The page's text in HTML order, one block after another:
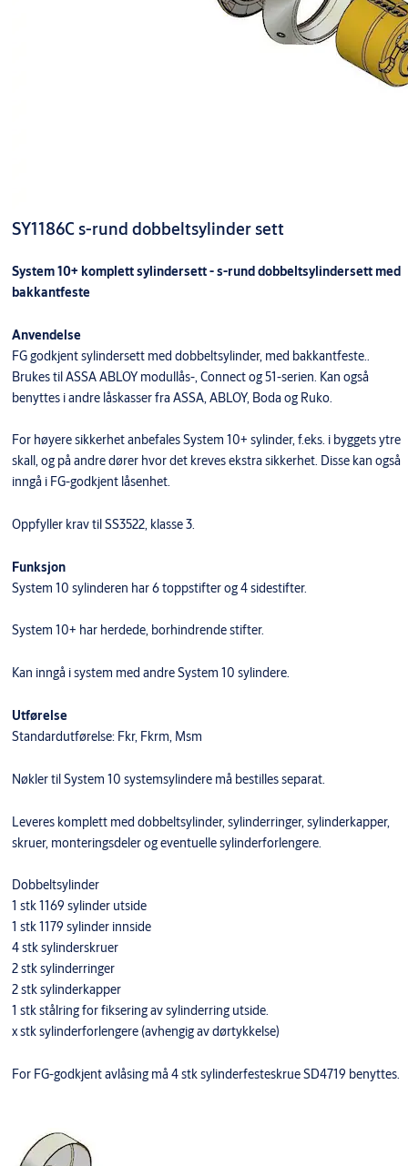
SY1186C s-rund dobbeltsylinder sett
System 10+ komplett sylindersett - s-rund dobbeltsylindersett med
bakkantfeste
Anvendelse
FG godkjent sylindersett med dobbeltsylinder, med bakkantfeste..
Brukes til ASSA ABLOY modullås-, Connect og 51-serien. Kan også
benyttes i andre låskasser fra ASSA, ABLOY, Boda og Ruko.
For høyere sikkerhet anbefales System 10+ sylinder, f.eks. i byggets ytre
skall, og på andre dører hvor det kreves ekstra sikkerhet. Disse kan også
inngå i FG-godkjent låsenhet.
Oppfyller krav til SS3522, klasse 3.
Funksjon
System 10 sylinderen har 6 toppstifter og 4 sidestifter.
System 10+ har herdede, borhindrende stifter.
Kan inngå i system med andre System 10 sylindere.
Utførelse
Standardutførelse: Fkr, Fkrm, Msm
Nøkler til System 10 systemsylindere må bestilles separat.
Leveres komplett med dobbeltsylinder, sylinderringer, sylinderkapper,
skruer, monteringsdeler og eventuelle sylinderforlengere.
Dobbeltsylinder
1 stk 1169 sylinder utside
1 stk 1179 sylinder innside
4 stk sylinderskruer
2 stk sylinderringer
2 stk sylinderkapper
1 stk stålring for fiksering av sylinderring utside.
x stk sylinderforlengere (avhengig av dørtykkelse)
For FG-godkjent avlåsing må 4 stk sylinderfesteskrue SD4719 benyttes.